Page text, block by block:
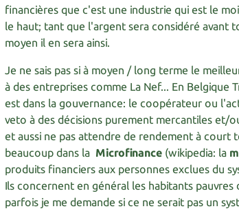
financières que c'est une industrie qui est le
le haut; tant que l'argent sera considéré avant
moyen il en sera ainsi.
Je ne sais pas si à moyen / long terme le
à des entreprises comme La Nef... En Belgique
est dans la gouvernance: le coopérateur ou
veto à des décisions purement mercantiles et/
et aussi ne pas attendre de rendement à court
beaucoup dans la Microfinance (wikipedia: la
produits financiers aux personnes exclues du
Ils concernent en général les habitants
parfois je me demande si ce ne serait pas un